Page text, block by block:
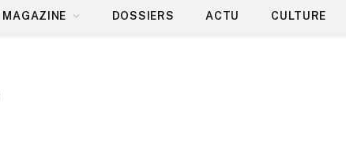
MAGAZINE DOSSIERS ACTU CULTURE